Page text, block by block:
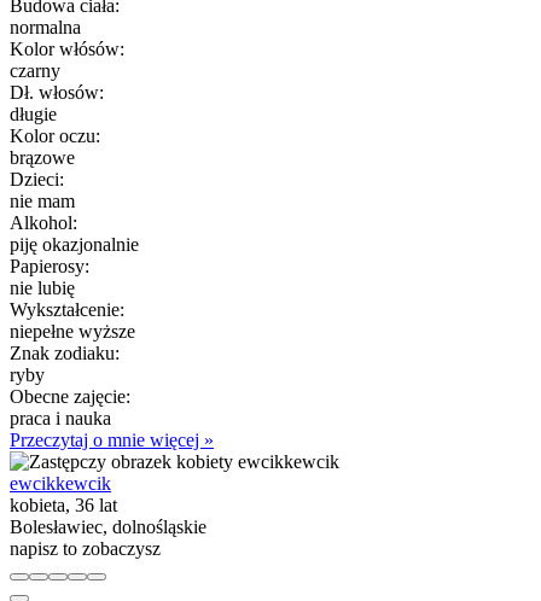
Budowa ciała:
normalna
Kolor włósów:
czarny
Dł. włosów:
długie
Kolor oczu:
brązowe
Dzieci:
nie mam
Alkohol:
piję okazjonalnie
Papierosy:
nie lubię
Wykształcenie:
niepełne wyższe
Znak zodiaku:
ryby
Obecne zajęcie:
praca i nauka
Przeczytaj o mnie więcej »
ewcikkewcik
kobieta, 36 lat
Bolesławiec, dolnośląskie
napisz to zobaczysz